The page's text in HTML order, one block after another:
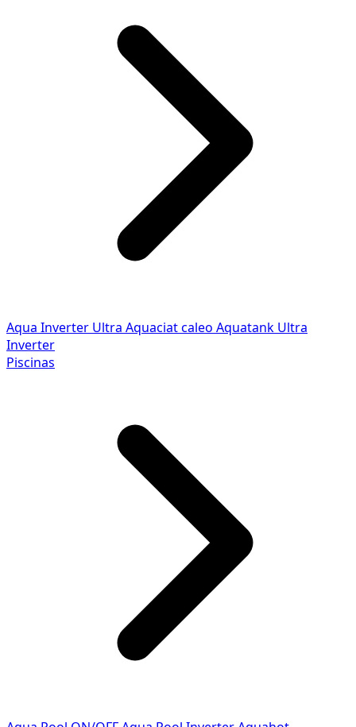
Aqua Inverter Ultra Aquaciat caleo Aquatank Ultra
Inverter
Piscinas